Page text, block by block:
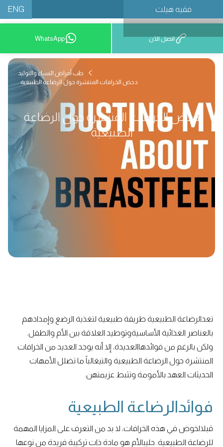
فقيه هيلث ENG
احجز موعدًا اتصل الآن WhatsApp
دحض الخرافات المنتشرة حول الرضاعة
الطبيعية
طب أمراض النساء والتوليد
دحض الخرافات المنتشرة حول الرضاعة الطبيعية
تعدالرضاعة الطبيعية طريقة طبيعية لتغذية الرضع وإمدادهم
بالعناصر الغذائية الأساسيةوتوطيد العلاقة بين الأم والطفل.
ولكن بالرغم من فوائدهاالعديدة، إلا أنه يوجد العديد من الخرافات
المنتشرة حول الرضاعة الطبيعية والتيغالباً ما تضلل الأمهات
الحديثات العهد بالأمومة وتثبط عزيمتهن.
فوائدالرضاعة الطبيعية
قبلالخوض في هذه الخرافات، لا بد من التعرف على المزايا المهمة
للرضاعة الطبيعية. حليبالأم هو مادة ذات تركيبة فريدة من نوعها